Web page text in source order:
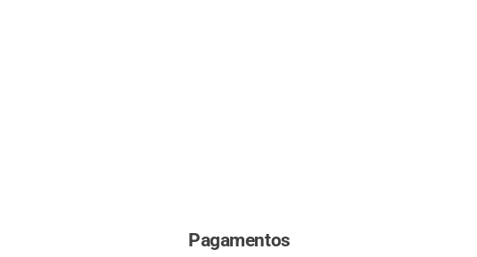
Pagamentos